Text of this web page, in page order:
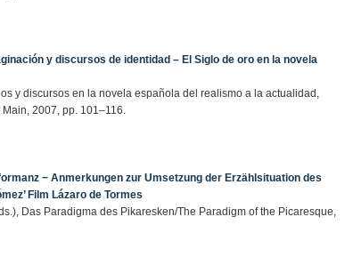
y discursos de identidad – El Siglo de oro en la novela
y discursos en la novela española del realismo a la actualidad,
2007, pp. 101–116.
− Anmerkungen zur Umsetzung der Erzählsituation des
Film Lázaro de Tormes
Das Paradigma des Pikaresken/The Paradigm of the Picaresque,